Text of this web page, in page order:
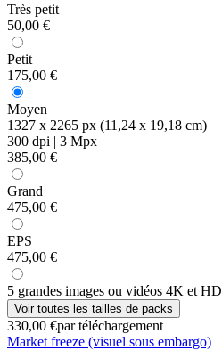
Très petit
50,00 €
Petit
175,00 €
Moyen
1327 x 2265 px (11,24 x 19,18 cm)
300 dpi | 3 Mpx
385,00 €
Grand
475,00 €
EPS
475,00 €
5 grandes images ou vidéos 4K et HD
Voir toutes les tailles de packs
330,00 €par téléchargement
Market freeze (visuel sous embargo)